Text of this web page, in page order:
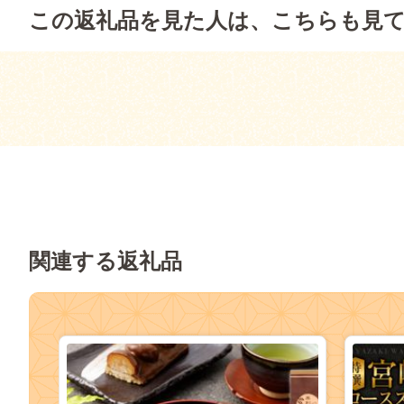
この返礼品を見た人は、こちらも見
関連する返礼品